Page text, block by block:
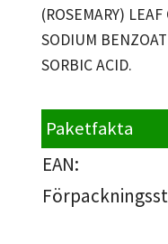
(ROSEMARY)
SODIUM
SORBIC ACID.
Paketfakta
EAN: